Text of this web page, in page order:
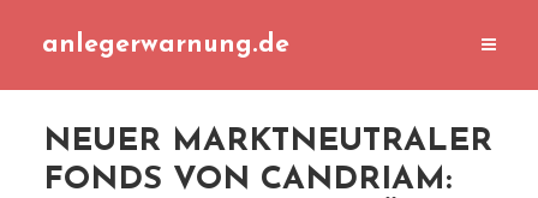
anlegerwarnung.de
NEUER MARKTNEUTRALER
FONDS VON CANDRIAM: